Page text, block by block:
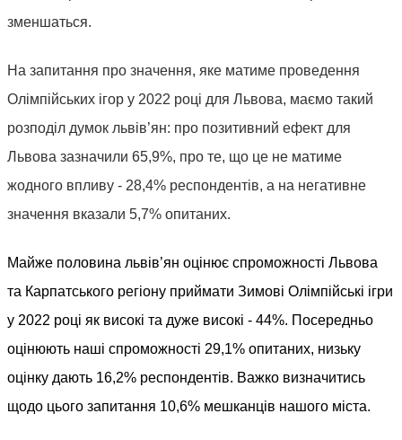
зменшаться.
На запитання про значення, яке матиме проведення
Олімпійських ігор у 2022 році для Львова, маємо такий
розподіл думок львів’ян: про позитивний ефект для
Львова зазначили 65,9%, про те, що це не матиме
жодного впливу - 28,4% респондентів, а на негативне
значення вказали 5,7% опитаних.
Майже половина львів’ян оцінює спроможності Львова
та Карпатського регіону приймати Зимові Олімпійські ігри
у 2022 році як високі та дуже високі - 44%. Посередньо
оцінюють наші спроможності 29,1% опитаних, низьку
оцінку дають 16,2% респондентів. Важко визначитись
щодо цього запитання 10,6% мешканців нашого міста.